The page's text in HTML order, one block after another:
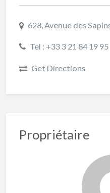
628, Avenue des
Tel : +33 3 21 84 19 95
Get Directions
Propriétaire